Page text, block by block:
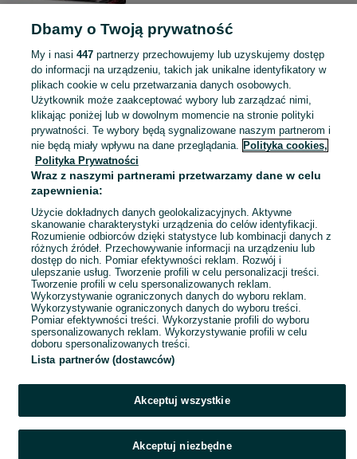
Plakat 55x40cm Krople Bliskiej
58,79 zł
65,13 zł z Pakietem Ochronnym
Garbów
07 sierpnia 2026
Wodą
106,94 zł z Pakietem Ochronnym
Garbów
07 sierpnia 2026
1 2 3 ... 100
Dbamy o Twoją prywatność
My i nasi 447partnerzy przechowujemy lub uzyskujemy dostęp
do informacji na urządzeniu, takich jak unikalne identyfikatory w
plikach cookie w celu przetwarzania danych osobowych.
Użytkownik może zaakceptować wybory lub zarządzać nimi,
klikając poniżej lub w dowolnym momencie na stronie polityki
prywatności. Te wybory będą sygnalizowane naszym partnerom i
nie będą miały wpływu na dane przeglądania. Polityka cookies,
Polityka Prywatności
Wraz z naszymi partnerami przetwarzamy dane w celu
zapewnienia:
Użycie dokładnych danych geolokalizacyjnych. Aktywne
skanowanie charakterystyki urządzenia do celów identyfikacji.
Rozumienie odbiorców dzięki statystyce lub kombinacji danych z
różnych źródeł. Przechowywanie informacji na urządzeniu lub
dostęp do nich. Pomiar efektywności reklam. Rozwój i
ulepszanie usług. Tworzenie profili w celu personalizacji treści.
Tworzenie profili w celu spersonalizowanych reklam.
Wykorzystywanie ograniczonych danych do wyboru reklam.
Wykorzystywanie ograniczonych danych do wyboru treści.
Pomiar efektywności treści. Wykorzystanie profili do wyboru
spersonalizowanych reklam. Wykorzystywanie profili w celu
doboru spersonalizowanych treści.
Lista partnerów (dostawców)
Akceptuj wszystkie
Akceptuj niezbędne